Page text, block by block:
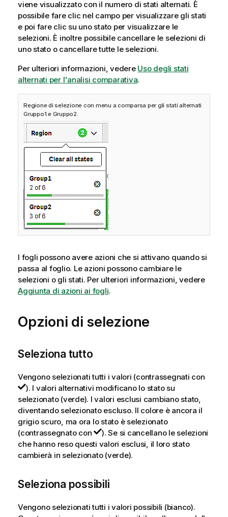
viene visualizzato con il numero di stati alternati. È
possibile fare clic nel campo per visualizzare gli stati
e poi fare clic su uno stato per visualizzare le
selezioni. È inoltre possibile cancellare le selezioni di
uno stato o cancellare tutte le selezioni.
Per ulteriori informazioni, vedere Uso degli stati
alternati per l'analisi comparativa.
Regione di selezione con menu a comparsa per gli stati alternati
Gruppo1 e Gruppo2.
I fogli possono avere azioni che si attivano quando si
passa al foglio. Le azioni possono cambiare le
selezioni o gli stati. Per ulteriori informazioni, vedere
Aggiunta di azioni ai fogli.
Opzioni di selezione
Seleziona tutto
Vengono selezionati tutti i valori (contrassegnati con
). I valori alternativi modificano lo stato su
selezionato (verde). I valori esclusi cambiano stato,
diventando selezionato escluso. Il colore è ancora il
grigio scuro, ma ora lo stato è selezionato
(contrassegnato con
). Se si cancellano le selezioni
che hanno reso questi valori esclusi, il loro stato
cambierà in selezionato (verde).
Seleziona possibili
Vengono selezionati tutti i valori possibili (bianco).